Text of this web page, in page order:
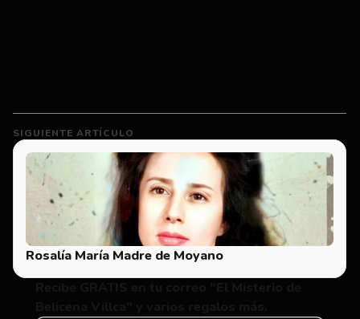
SIGUIENTE ARTÍCULO
Rosalía María Madre de Moyano